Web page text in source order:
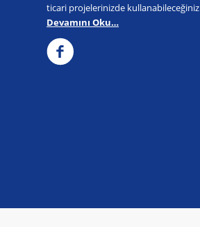
ticari projelerinizde kullanabileceğiniz
Devamını Oku…